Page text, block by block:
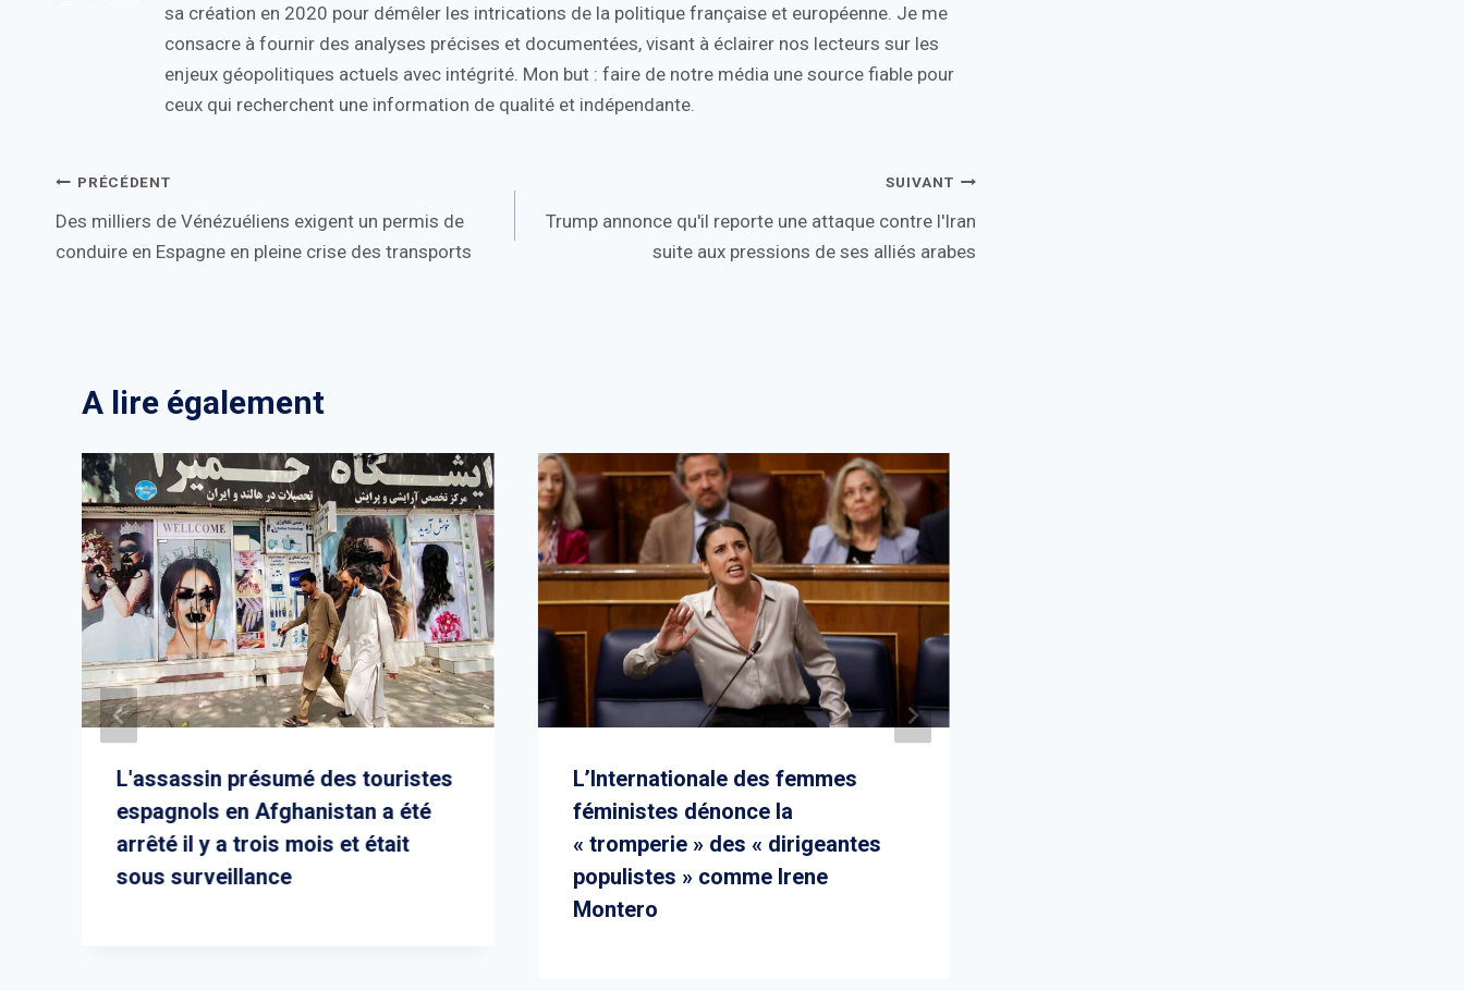
sa création en 2020 pour démêler les intrications de la politique française et européenne. Je me
consacre à fournir des analyses précises et documentées, visant à éclairer nos lecteurs sur les
enjeux géopolitiques actuels avec intégrité. Mon but : faire de notre média une source fiable pour
ceux qui recherchent une information de qualité et indépendante.
Navigation
de
PRÉCÉDENT
Des milliers de Vénézuéliens exigent un permis de
conduire en Espagne en pleine crise des transports
SUIVANT
Trump annonce qu'il reporte une attaque contre l'Iran
suite aux pressions de ses alliés arabes
A lire également
L'assassin présumé des touristes
espagnols en Afghanistan a été
arrêté il y a trois mois et était
sous surveillance
L’Internationale des femmes
féministes dénonce la
« tromperie » des « dirigeantes
populistes » comme Irene
Montero